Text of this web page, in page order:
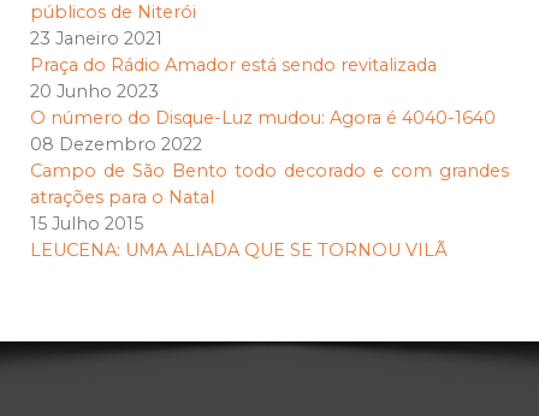
públicos de Niterói
23 Janeiro 2021
Praça do Rádio Amador está sendo revitalizada
20 Junho 2023
O número do Disque-Luz mudou: Agora é 4040-1640
08 Dezembro 2022
Campo de São Bento todo decorado e com grandes
atrações para o Natal
15 Julho 2015
LEUCENA: UMA ALIADA QUE SE TORNOU VILÃ